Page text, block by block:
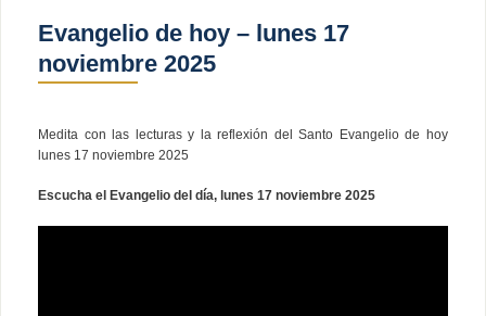
Evangelio de hoy – lunes 17
noviembre 2025
Medita con las lecturas y la reflexión del Santo Evangelio de hoy
lunes 17 noviembre 2025
Escucha el Evangelio del día, lunes 17 noviembre 2025